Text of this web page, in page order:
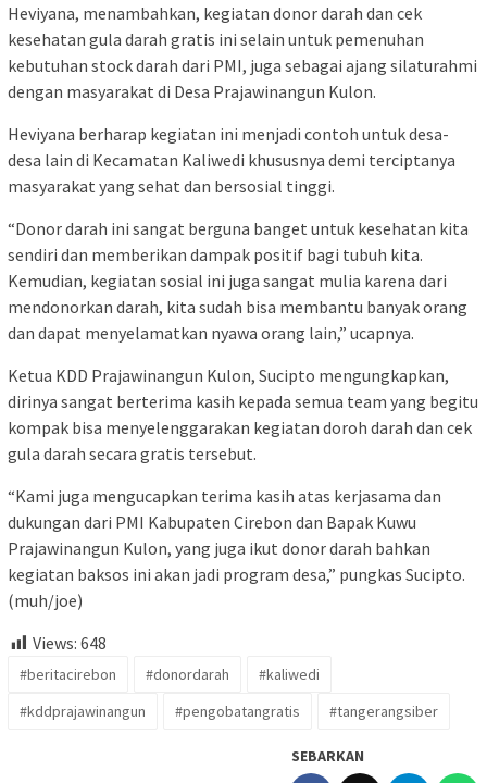
Heviyana, menambahkan, kegiatan donor darah dan cek
kesehatan gula darah gratis ini selain untuk pemenuhan
kebutuhan stock darah dari PMI, juga sebagai ajang silaturahmi
dengan masyarakat di Desa Prajawinangun Kulon.
Heviyana berharap kegiatan ini menjadi contoh untuk desa-
desa lain di Kecamatan Kaliwedi khususnya demi terciptanya
masyarakat yang sehat dan bersosial tinggi.
“Donor darah ini sangat berguna banget untuk kesehatan kita
sendiri dan memberikan dampak positif bagi tubuh kita.
Kemudian, kegiatan sosial ini juga sangat mulia karena dari
mendonorkan darah, kita sudah bisa membantu banyak orang
dan dapat menyelamatkan nyawa orang lain,” ucapnya.
Ketua KDD Prajawinangun Kulon, Sucipto mengungkapkan,
dirinya sangat berterima kasih kepada semua team yang begitu
kompak bisa menyelenggarakan kegiatan doroh darah dan cek
gula darah secara gratis tersebut.
“Kami juga mengucapkan terima kasih atas kerjasama dan
dukungan dari PMI Kabupaten Cirebon dan Bapak Kuwu
Prajawinangun Kulon, yang juga ikut donor darah bahkan
kegiatan baksos ini akan jadi program desa,” pungkas Sucipto.
(muh/joe)
Views: 648
#beritacirebon #donordarah
#kaliwedi
#kddprajawinangun
#pengobatangratis #tangerangsiber
SEBARKAN